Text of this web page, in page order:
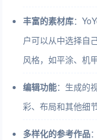
丰富的素材库：
户可以从中选择自
风格，如平涂、机甲
编辑功能：生成的
彩、布局和其他细
多样化的参考作品